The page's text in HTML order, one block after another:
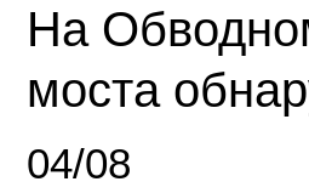
На
моста
04/08